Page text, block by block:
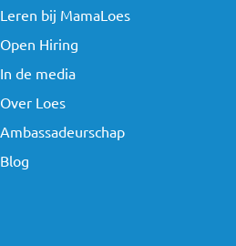
Leren bij MamaLoes
Open Hiring
In de media
Over Loes
Ambassadeurschap
Blog